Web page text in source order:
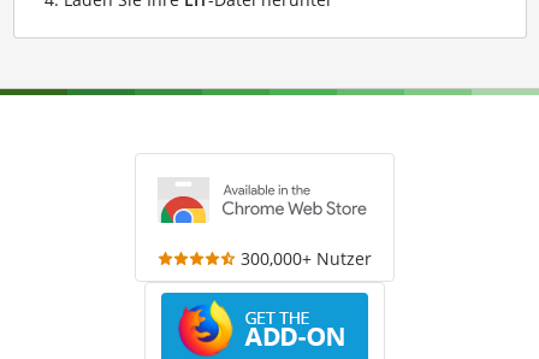
300,000+ Nutzer